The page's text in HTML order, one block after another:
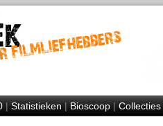
|Statistieken|Bioscoop|Collecties